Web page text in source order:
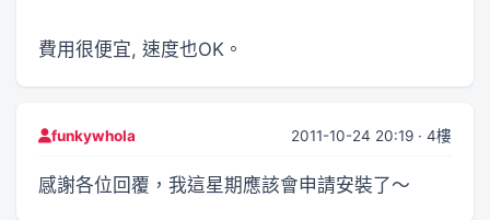
費用很便宜, 速度也OK。
funkywhola 2011-10-24 20:19 · 4樓
感謝各位回覆，我這星期應該會申請安裝了～